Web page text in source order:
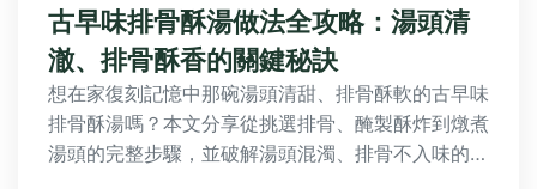
古早味排骨酥湯做法全攻略：湯頭清
澈、排骨酥香的關鍵秘訣
想在家復刻記憶中那碗湯頭清甜、排骨酥軟的古早味
排骨酥湯嗎？本文分享從挑選排骨、醃製酥炸到燉煮
湯頭的完整步驟，並破解湯頭混濁、排骨不入味的常